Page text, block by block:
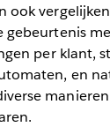
ook
gebeurtenis
per klant,
en